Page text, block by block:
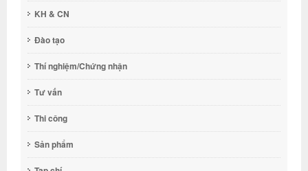
KH & CN
Đào tạo
Thí nghiệm/Chứng nhận
Tư vấn
Thi công
Sản phẩm